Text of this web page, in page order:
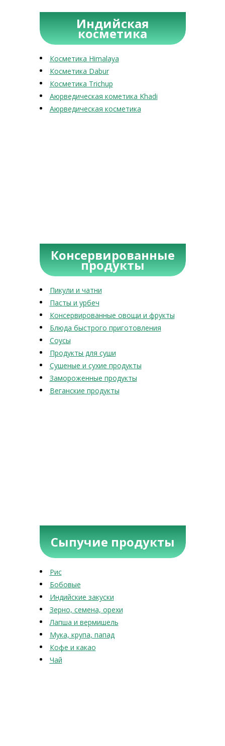
Индийская
косметика
Косметика Himalaya
Косметика Dabur
Косметика Trichup
Аюрведическая кометика Khadi
Аюрведическая косметика
Консервированные
продукты
Пикули и чатни
Пасты и урбеч
Консервированные овощи и фрукты
Блюда быстрого приготовления
Соусы
Продукты для суши
Сушеные и сухие продукты
Замороженные продукты
Веганские продукты
Сыпучие продукты
Рис
Бобовые
Индийские закуски
Зерно, семена, орехи
Лапша и вермишель
Мука, крупа, папад
Кофе и какао
Чай